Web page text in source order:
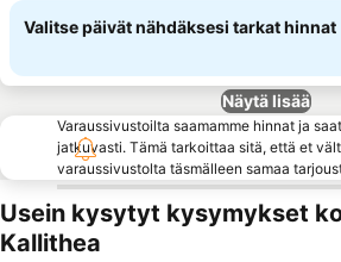
Valitse päivät nähdäksesi tarkat hinnat
Näytä lisää
Varaussivustoilta saamamme hinnat ja
jatkuvasti. Tämä tarkoittaa sitä, että et
varaussivustolta täsmälleen samaa
Usein kysytyt kysymykset
Kallithea